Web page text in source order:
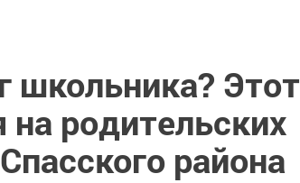
школьника? Этот
родительских
района